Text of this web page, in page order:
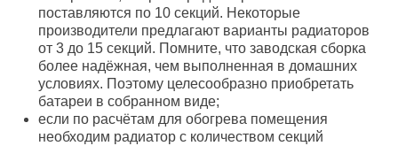
поставляются по 10 секций. Некоторые
производители предлагают варианты радиаторов
от 3 до 15 секций. Помните, что заводская сборка
более надёжная, чем выполненная в домашних
условиях. Поэтому целесообразно приобретать
батареи в собранном виде;
если по расчётам для обогрева помещения
необходим радиатор с количеством секций